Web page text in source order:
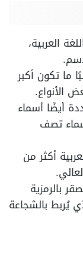
العربية،
ما تكون أكبر
الأنواع.
أيضًا أسماء
تصف
أكثر من
بالرمزية
يُربط بالشجاعة